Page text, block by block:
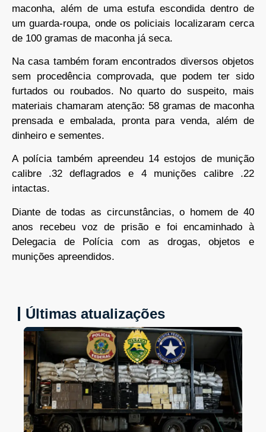
maconha, além de uma estufa escondida dentro de
um guarda-roupa, onde os policiais localizaram cerca
de 100 gramas de maconha já seca.
Na casa também foram encontrados diversos objetos
sem procedência comprovada, que podem ter sido
furtados ou roubados. No quarto do suspeito, mais
materiais chamaram atenção: 58 gramas de maconha
prensada e embalada, pronta para venda, além de
dinheiro e sementes.
A polícia também apreendeu 14 estojos de munição
calibre .32 deflagrados e 4 munições calibre .22
intactas.
Diante de todas as circunstâncias, o homem de 40
anos recebeu voz de prisão e foi encaminhado à
Delegacia de Polícia com as drogas, objetos e
munições apreendidos.
Últimas atualizações